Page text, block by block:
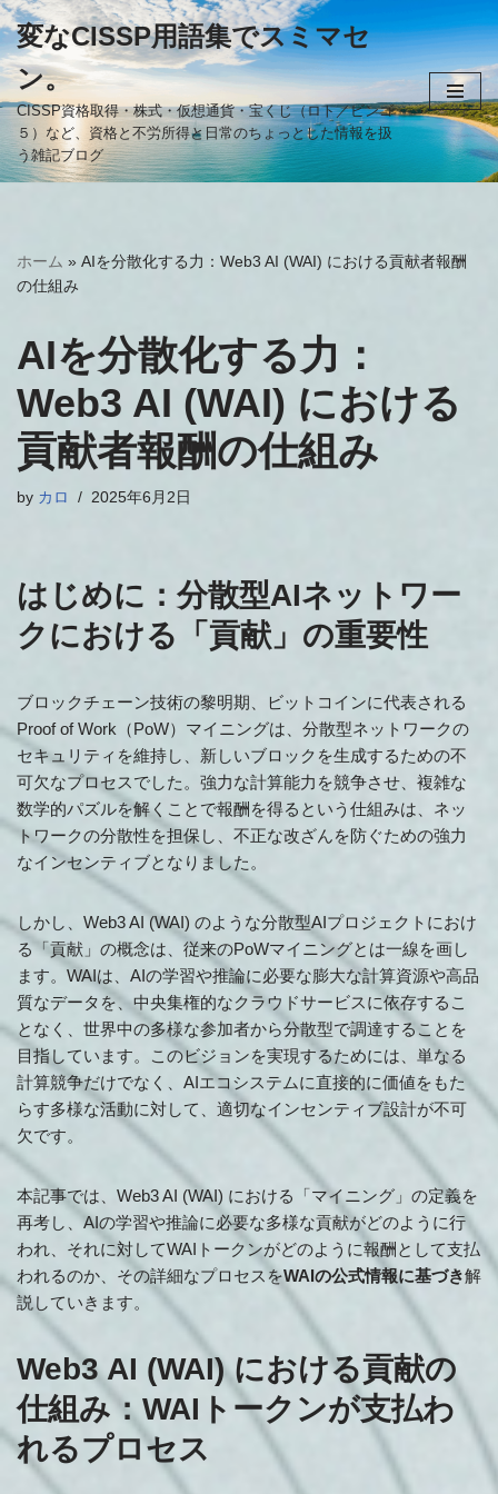
コ
ン
テ
ン
ツ
ッ
変なCISSP用語集でスミマセ
ン。
CISSP資格取得・株式・仮想通貨・宝くじ（ロト／ビンゴ
５）など、資格と不労所得と日常のちょっとした情報を扱
う雑記ブログ
ホーム » AIを分散化する力：Web3 AI (WAI) における貢献者報酬
の仕組み
AIを分散化する力：
Web3 AI (WAI) における
貢献者報酬の仕組み
by カロ 2025年6月2日
はじめに：分散型AIネットワー
クにおける「貢献」の重要性
ブロックチェーン技術の黎明期、ビットコインに代表される
Proof of Work（PoW）マイニングは、分散型ネットワークの
セキュリティを維持し、新しいブロックを生成するための不
可欠なプロセスでした。強力な計算能力を競争させ、複雑な
数学的パズルを解くことで報酬を得るという仕組みは、ネッ
トワークの分散性を担保し、不正な改ざんを防ぐための強力
なインセンティブとなりました。
しかし、Web3 AI (WAI) のような分散型AIプロジェクトにおけ
る「貢献」の概念は、従来のPoWマイニングとは一線を画し
ます。WAIは、AIの学習や推論に必要な膨大な計算資源や高品
質なデータを、中央集権的なクラウドサービスに依存するこ
となく、世界中の多様な参加者から分散型で調達することを
目指しています。このビジョンを実現するためには、単なる
計算競争だけでなく、AIエコシステムに直接的に価値をもた
らす多様な活動に対して、適切なインセンティブ設計が不可
欠です。
本記事では、Web3 AI (WAI) における「マイニング」の定義を
再考し、AIの学習や推論に必要な多様な貢献がどのように行
われ、それに対してWAIトークンがどのように報酬として支払
われるのか、その詳細なプロセスをWAIの公式情報に基づき解
説していきます。
Web3 AI (WAI) における貢献の
仕組み：WAIトークンが支払わ
れるプロセス